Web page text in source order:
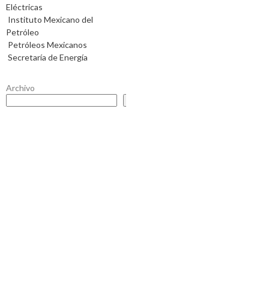
Eléctricas
Instituto Mexicano del
Petróleo
Petróleos Mexicanos
Secretaría de Energía
Archivo